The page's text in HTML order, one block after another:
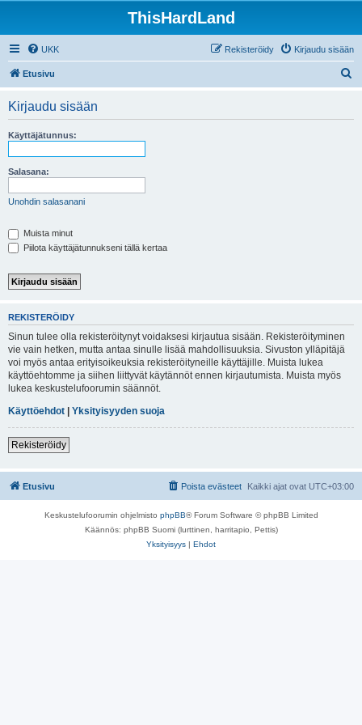
ThisHardLand
UKK Kirjaudu sisään
Rekisteröidy
Etusivu
Kirjaudu sisään
Käyttäjätunnus:
Salasana:
Unohdin salasanani
Muista minut
Piilota käyttäjätunnukseni tällä kertaa
REKISTERÖIDY
Sinun tulee olla rekisteröitynyt voidaksesi kirjautua sisään. Rekisteröityminen
vie vain hetken, mutta antaa sinulle lisää mahdollisuuksia. Sivuston ylläpitäjä
voi myös antaa erityisoikeuksia rekisteröityneille käyttäjille. Muista lukea
käyttöehtomme ja siihen liittyvät käytännöt ennen kirjautumista. Muista myös
lukea keskustelufoorumin säännöt.
Käyttöehdot | Yksityisyyden suoja
Rekisteröidy
Etusivu Kaikki ajat ovat UTC+03:00
Poista evästeet
Keskustelufoorumin ohjelmisto phpBB® Forum Software © phpBB Limited
Käännös: phpBB Suomi (lurttinen, harritapio, Pettis)
Yksityisyys | Ehdot